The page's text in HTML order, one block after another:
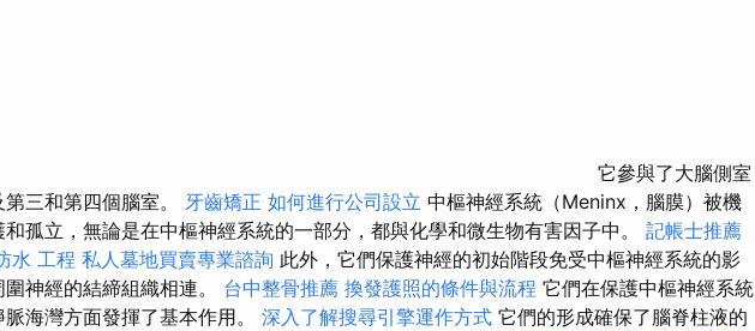
它參與了大腦側室
三和第四個腦室。 牙齒矯正 如何進行公司設立 中樞神經系統（Meninx，腦膜）被機
孤立，無論是在中樞神經系統的一部分，都與化學和微生物有害因子中。 記帳士推薦
水 工程 私人墓地買賣專業諮詢 此外，它們保護神經的初始階段免受中樞神經系統的影
神經的結締組織相連。 台中整骨推薦 換發護照的條件與流程 它們在保護中樞神經系統
海灣方面發揮了基本作用。 深入了解搜尋引擎運作方式 它們的形成確保了腦脊柱液的